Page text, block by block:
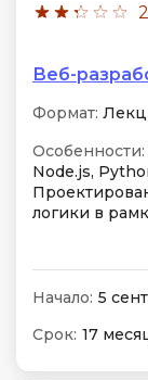
Веб-
Формат:
Особенности:
Node.js,
логики в
Начало: 5
Срок: 17